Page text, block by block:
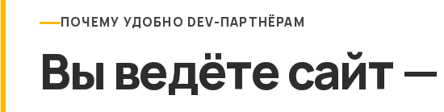
ПОЧЕМУ УДОБНО DEV-ПАРТНЁРАМ
Вы ведёте сайт —